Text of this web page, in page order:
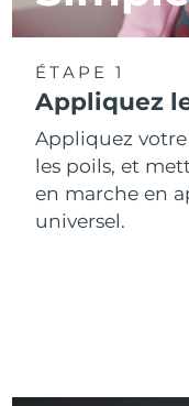
ÉTAPE 1
Appliquez
Appliquez
les poils, et
en marche en
universel.